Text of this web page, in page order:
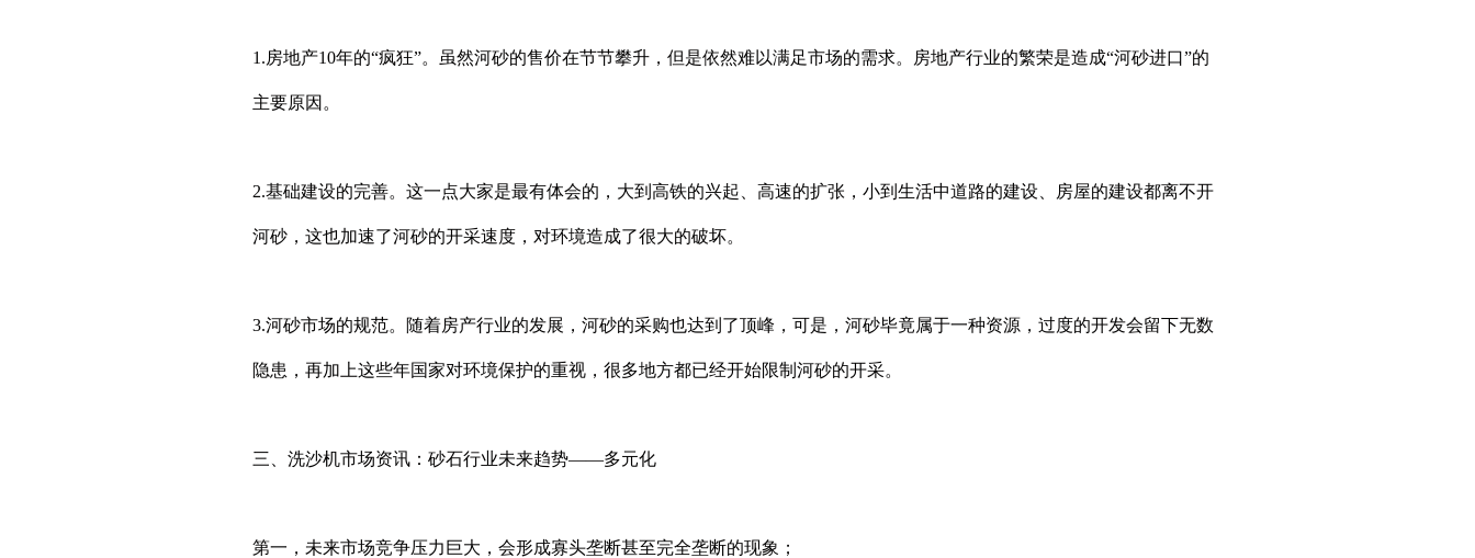
1.房地产10年的“疯狂”。虽然河砂的售价在节节攀升，但是依然难以满足市场的需求。房地产行业的繁荣是造成“河砂进口”的
主要原因。
2.基础建设的完善。这一点大家是最有体会的，大到高铁的兴起、高速的扩张，小到生活中道路的建设、房屋的建设都离不开
河砂，这也加速了河砂的开采速度，对环境造成了很大的破坏。
3.河砂市场的规范。随着房产行业的发展，河砂的采购也达到了顶峰，可是，河砂毕竟属于一种资源，过度的开发会留下无数
隐患，再加上这些年国家对环境保护的重视，很多地方都已经开始限制河砂的开采。
三、洗沙机市场资讯：砂石行业未来趋势——多元化
第一，未来市场竞争压力巨大，会形成寡头垄断甚至完全垄断的现象；